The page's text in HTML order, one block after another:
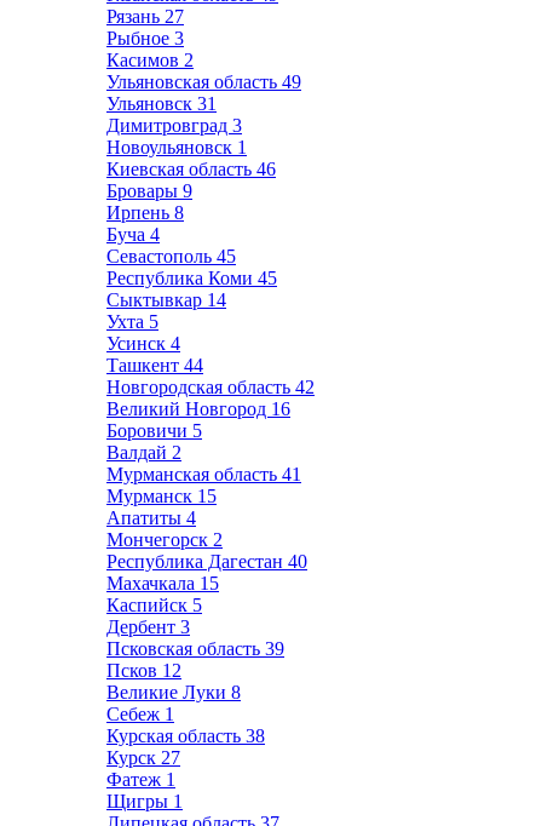
Рязань 27
Рыбное 3
Касимов 2
Ульяновская область 49
Ульяновск 31
Димитровград 3
Новоульяновск 1
Киевская область 46
Бровары 9
Ирпень 8
Буча 4
Севастополь 45
Республика Коми 45
Сыктывкар 14
Ухта 5
Усинск 4
Ташкент 44
Новгородская область 42
Великий Новгород 16
Боровичи 5
Валдай 2
Мурманская область 41
Мурманск 15
Апатиты 4
Мончегорск 2
Республика Дагестан 40
Махачкала 15
Каспийск 5
Дербент 3
Псковская область 39
Псков 12
Великие Луки 8
Себеж 1
Курская область 38
Курск 27
Фатеж 1
Щигры 1